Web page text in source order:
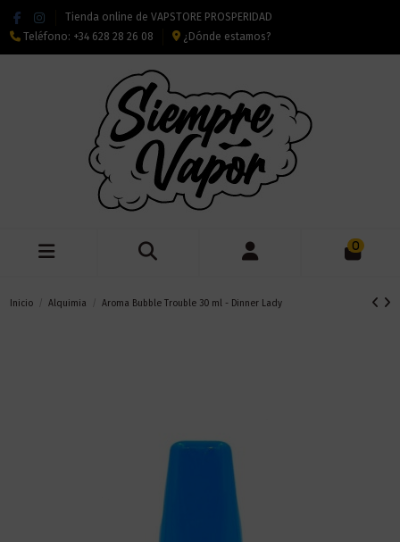
Tienda online de VAPSTORE PROSPERIDAD
Teléfono: +34 628 28 26 08 ¿Dónde estamos?
0
Inicio Alquimia Aroma Bubble Trouble 30 ml - Dinner Lady